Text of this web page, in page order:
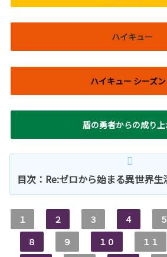
ハイキュー
ハイキュー シーズン
盾の勇者からの成り上
目次：Re:ゼロから始まる異世界
１ ２ ３ ４ ５
８
９ １０ １１